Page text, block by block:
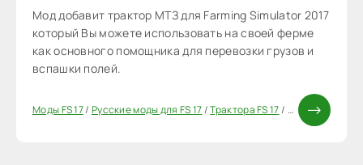
Мод добавит трактор МТЗ для Farming Simulator 2017
который Вы можете использовать на своей ферме
как основного помощника для перевозки грузов и
вспашки полей.
Моды FS 17/ Русские моды для FS 17/Трактора FS 17/ Моды ФС 17